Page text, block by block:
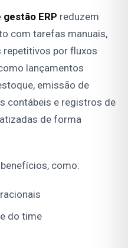
ERP reduzem
com tarefas manuais,
por fluxos
lançamentos
emissão de
contábeis e registros de
de forma
como:
do time